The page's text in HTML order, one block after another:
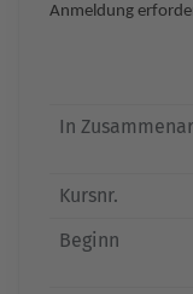
Anmeldung
In
Kursnr.
Beginn